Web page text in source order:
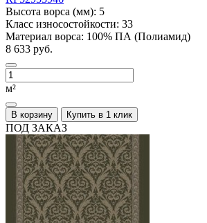
Высота ворса (мм): 5
Класс износостойкости: 33
Материал ворса: 100% ПА (Полиамид)
8 633 руб.
м²
В корзину Купить в 1 клик
ПОД ЗАКАЗ